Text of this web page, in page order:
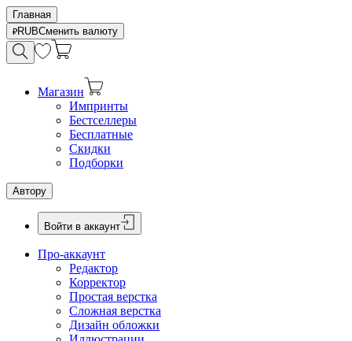
Главная
RUBСменить валюту
Магазин
Импринты
Бестселлеры
Бесплатные
Скидки
Подборки
Автору
Войти в аккаунт
Про-аккаунт
Редактор
Корректор
Простая верстка
Сложная верстка
Дизайн обложки